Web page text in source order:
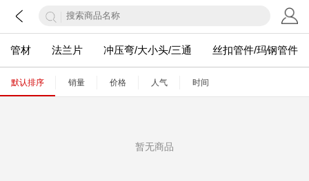
管材 法兰片 冲压弯/大小头/三通 丝扣管件/玛钢管件
默认排序 销量 价格 人气 时间
暂无商品